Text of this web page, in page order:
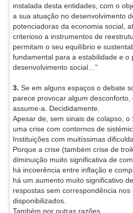
instalada desta entidades, com o
a sua atuação no desenvolvimento
potenciadoras da economia social,
criterioso a instrumentos de
permitam o seu equilíbrio e
fundamental para a estabilidade e o
desenvolvimento social…”
3. Se em alguns espaços o debate
parece provocar algum desconforto,
assume-a. Decididamente.
Apesar de, sem sinais de colapso,
uma crise com contornos de
Instituições com muitíssimas
Porque a crise (também crise de
diminuição muito significativa de
há incoerência entre inflação e
há um aumento muito significativo
respostas sem correspondência
disponibilizados.
Também por outras razões.